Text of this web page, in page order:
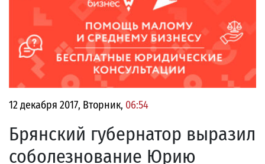
12 декабря 2017, Вторник, 06:54
Брянский губернатор выразил
соболезнование Юрию